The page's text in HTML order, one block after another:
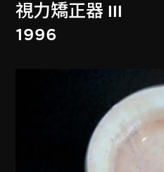
視力矯正器 III
1996